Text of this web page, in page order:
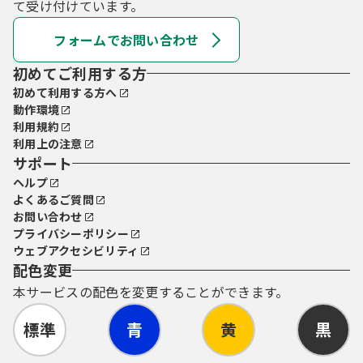
て受け付けています。
フォームでお問い合わせ
初めてご利用する方
初めて利用する方へ
動作環境
利用規約
利用上の注意
サポート
ヘルプ
よくあるご質問
お問い合わせ
プライバシーポリシー
ウェブアクセシビリティ
配色変更
本サービスの配色を変更することができます。
標準 青 黄 黒